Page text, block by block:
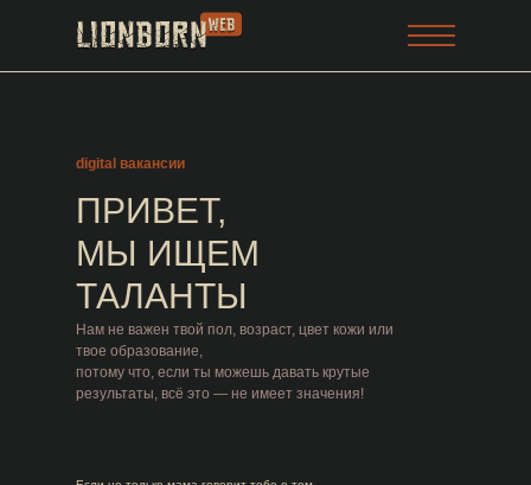
ПРИВЕТ,
МЫ ИЩЕМ
ТАЛАНТЫ
Нам не важен твой пол, возраст, цвет кожи или
твое образование,
потому что, если ты можешь давать крутые
результаты, всё это — не имеет значения!
digital вакансии